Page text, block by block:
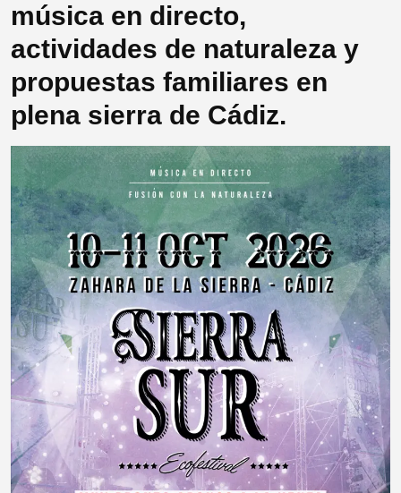
música en directo,
actividades de naturaleza y
propuestas familiares en
plena sierra de Cádiz.